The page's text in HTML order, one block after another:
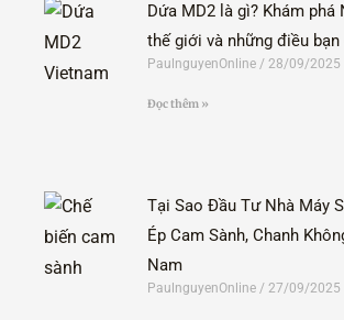
Dứa MD2 là gì? Khám phá
thế giới và những điều
PaulnguyenOnline 28/09/2025
Đọc thêm »
Tại Sao Đầu Tư Nhà Máy
Ép Cam Sành, Chanh
Nam
PaulnguyenOnline 27/09/2025